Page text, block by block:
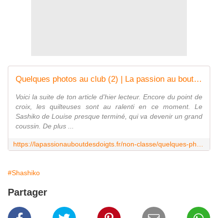
Quelques photos au club (2) | La passion au bout des doigts, le NOUVEAU blog !!!
Voici la suite de ton article d'hier lecteur. Encore du point de
croix, les quilteuses sont au ralenti en ce moment. Le
Sashiko de Louise presque terminé, qui va devenir un grand
coussin. De plus ...
#Shashiko
Partager